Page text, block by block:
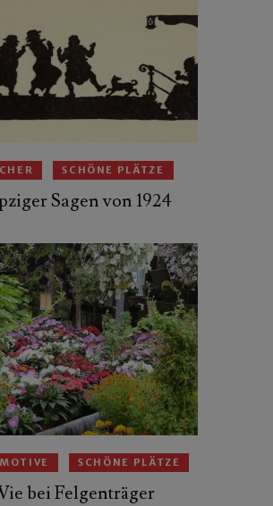
SCHÖNE PLÄTZE
Sagen von 1924
SCHÖNE PLÄTZE
bei Felgenträger